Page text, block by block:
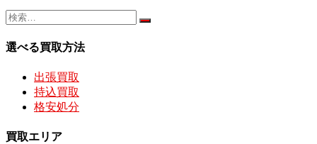
選べる買取方法
出張買取
持込買取
格安処分
買取エリア